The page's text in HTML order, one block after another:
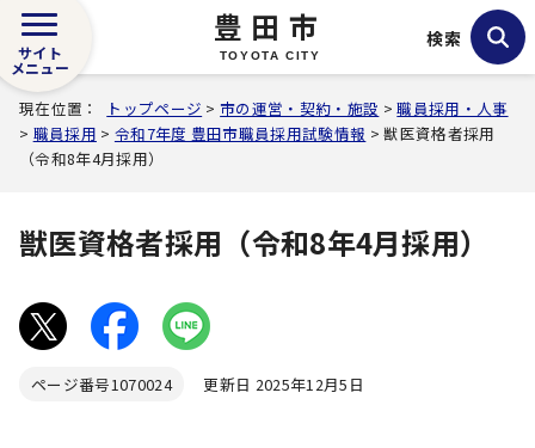
豊田市
TOYOTA CITY
サイト
メニュー
検索
現在位置： トップページ >市の運営・契約・施設 >職員採用・人事
> 職員採用 > 令和7年度 豊田市職員採用試験情報 > 獣医資格者採用
（令和8年4月採用）
獣医資格者採用（令和8年4月採用）
ページ番号1070024 更新日 2025年12月5日